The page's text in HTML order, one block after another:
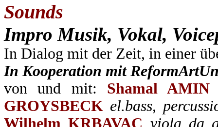
Sounds
Impro Musik, Vokal,
In Dialog mit der Zeit, in einer
In Kooperation mit
von und mit:
Shamal AMIN
GROYSBECK el.bass,
Wilhelm KRBAVAC viola da